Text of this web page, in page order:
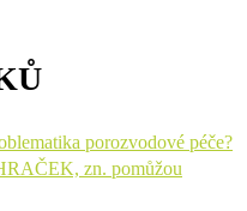
porozvodové péče?
zn. pomůžou